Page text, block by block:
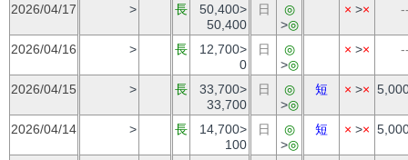
2026/04/17 > 長
50,400>
50,400
日
◎
>◎
× >×
2026/04/16 > 長
12,700>
0
日
◎
>◎
× >×
2026/04/15 > 長
33,700>
33,700
日
◎
>◎
短 × >×
2026/04/14 > 長
14,700>
100
日
◎
>◎
短 × >×